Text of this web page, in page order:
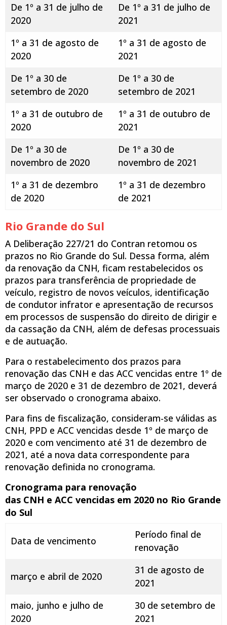
De 1º a 31 de julho de
2020
De 1º a 31 de julho de
2021
1º a 31 de agosto de
2020
1º a 31 de agosto de
2021
De 1º a 30 de
setembro de 2020
De 1º a 30 de
setembro de 2021
1º a 31 de outubro de
2020
1º a 31 de outubro de
2021
De 1º a 30 de
novembro de 2020
De 1º a 30 de
novembro de 2021
1º a 31 de dezembro
de 2020
1º a 31 de dezembro
de 2021
Rio Grande do Sul
A Deliberação 227/21 do Contran retomou os
prazos no Rio Grande do Sul. Dessa forma, além
da renovação da CNH, ficam restabelecidos os
prazos para transferência de propriedade de
veículo, registro de novos veículos, identificação
de condutor infrator e apresentação de recursos
em processos de suspensão do direito de dirigir e
da cassação da CNH, além de defesas processuais
e de autuação.
Para o restabelecimento dos prazos para
renovação das CNH e das ACC vencidas entre 1º de
março de 2020 e 31 de dezembro de 2021, deverá
ser observado o cronograma abaixo.
Para fins de fiscalização, consideram-se válidas as
CNH, PPD e ACC vencidas desde 1º de março de
2020 e com vencimento até 31 de dezembro de
2021, até a nova data correspondente para
renovação definida no cronograma.
Cronograma para renovação
das CNH e ACC vencidas em 2020 no Rio Grande
do Sul
Data de vencimento
Período final de
renovação
março e abril de 2020
31 de agosto de
2021
maio, junho e julho de
2020
30 de setembro de
2021